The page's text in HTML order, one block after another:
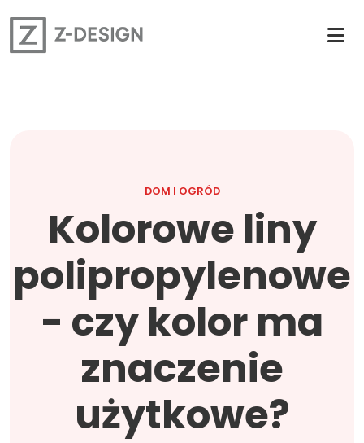
DOM I OGRÓD
Kolorowe liny
polipropylenowe
- czy kolor ma
znaczenie
użytkowe?